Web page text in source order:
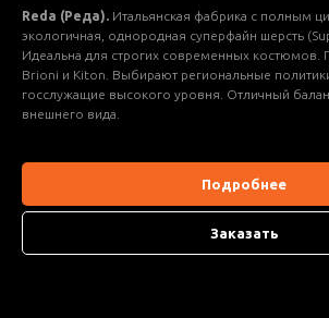
Reda (Реда). Итальянская фабрика с полным
экологичная, однородная суперфайн шерсть
Идеальна для строгих современных костюмов.
Brioni и Kiton. Выбирают региональные
госслужащие высокого уровня. Отличный
внешнего вида.
Подробнее
Заказать